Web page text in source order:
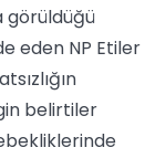
görüldüğü
eden NP Etiler
belirtiler